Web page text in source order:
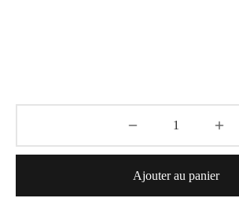
Ajouter au panier